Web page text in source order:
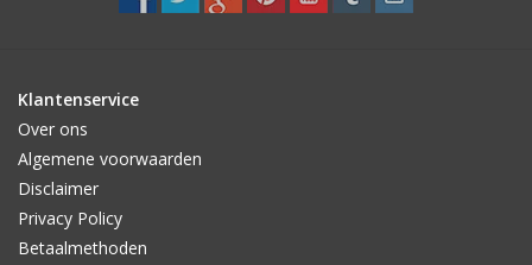
Klantenservice
Over ons
Algemene voorwaarden
Disclaimer
Privacy Policy
Betaalmethoden